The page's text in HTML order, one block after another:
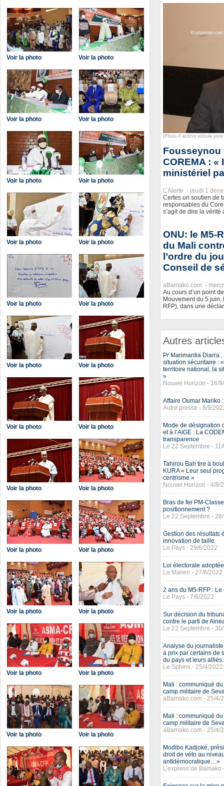
Voir la photo Voir la photo
Voir la photo Voir la photo
Voir la photo Voir la photo
Voir la photo Voir la photo
Voir la photo Voir la photo
Voir la photo Voir la photo
Voir la photo Voir la photo
Voir la photo Voir la photo
Voir la photo Voir la photo
Voir la photo Voir la photo
Voir la photo Voir la photo
Voir la photo Voir la photo
(Photo d`archive utilisée
Fousseynou
COREMA : «
ministériel
L’Alerte - jeudi 1
Certes un soutien de
responsables du
s’agit de dire la
ONU: le M5-
du Mali
l’ordre du
Conseil de
aBamako.com -
Au cours d’un point
Mouvement du 5
RFP), dans une
Autres
Pr Marimantia Diarra
situation sécuritaire :
territoire national, la
»
Nouvel Horizon - 16/
Affaire Oumar Mariko
Autre presse - 8/9/
Mode de désignation
et à l’AIGE : La
transparence
Le 22 Septembre -
Tahirou Bah tire à
KURA « Leur seul
centrisme »
Nouvel Horizon - 4/8/
Bras de fer PM-
positionnement ?
Le 22 Septembre -
Gestion des résultats
innovation de taille
Le Pays - 29/6/2022
Loi électorale
Le Malien - 27/6/2022
2 ans du M5-RFP : Le
Le Pays - 7/6/2022
Sur décision du
contre le parti de
Le 22 Septembre -
Analyse du
à prix par certains de
du pays et leurs alliés.
Le Sphinx - 25/4/2022
Mali : communiqué
camp militaire de
aBamako.com - 25/4/
Mali : communiqué
camp militaire de
aBamako.com - 25/4/
Modibo Kadjoké,
droit de véto au
antidémocratique…»
L’express de